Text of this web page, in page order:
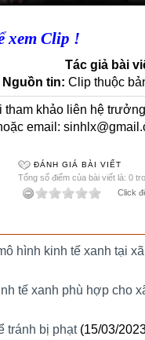
xem Clip !
Tác giả bài
Nguồn tin: Clip thuộc
tham khảo liên hệ
email:
ĐÁNH GIÁ BÀI VIẾT
Tổng số điểm của bài viết là: 0
Click
hình kinh tế xanh tại
tế xanh phù hợp cho
tránh bị phạt (15/03/